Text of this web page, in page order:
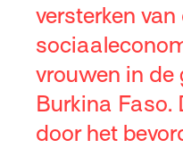
versterken van
vrouwen in de
Burkina Faso.
door het